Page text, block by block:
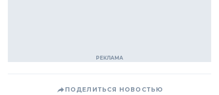
ПОДЕЛИТЬСЯ НОВОСТЬЮ